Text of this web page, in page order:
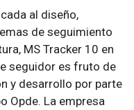
al diseño,
de seguimiento
MS Tracker 10 en
seguidor es fruto de
y desarrollo por parte
Opde. La empresa